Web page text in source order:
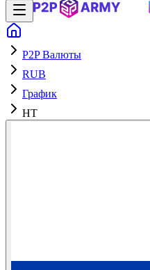
P2P Валюты
RUB
График
HT